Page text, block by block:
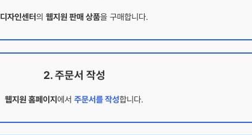
디자인센터의웹지원 판매 상품을 구매합니다.
2. 주문서 작성
웹지원 홈페이지에서주문서를 작성합니다.